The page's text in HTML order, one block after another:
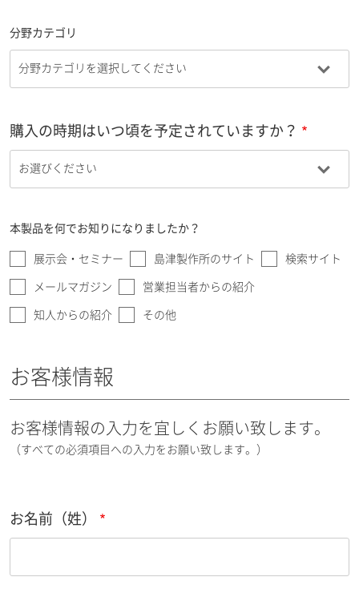
分野カテゴリ
購入の時期はいつ頃を予定されていますか？
本製品を何でお知りになりましたか？
展示会・セミナー 島津製作所のサイト 検索サイト
メールマガジン 営業担当者からの紹介
知人からの紹介 その他
お客様情報
お客様情報の入力を宜しくお願い致します。
（すべての必須項目への入力をお願い致します。）
お名前（姓）